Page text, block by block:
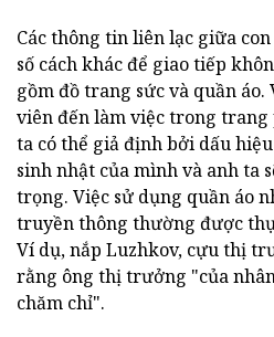
Các thông tin liên lạc giữa
số cách khác để giao tiếp
gồm đồ trang sức và quần
viên đến làm việc trong
ta có thể giả định bởi dấu
sinh nhật của mình và anh ta
trọng. Việc sử dụng quần áo
truyền thông thường được
Ví dụ, nắp Luzhkov, cựu thị
rằng ông thị trưởng "của
chăm chỉ".